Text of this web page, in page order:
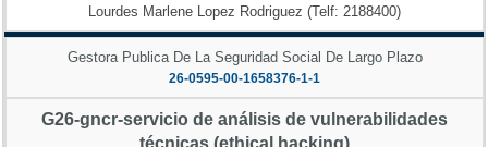
Lourdes Marlene Lopez Rodriguez (Telf: 2188400)
Gestora Publica De La Seguridad Social De Largo Plazo
26-0595-00-1658376-1-1
G26-gncr-servicio de análisis de vulnerabilidades
técnicas (ethical hacking)